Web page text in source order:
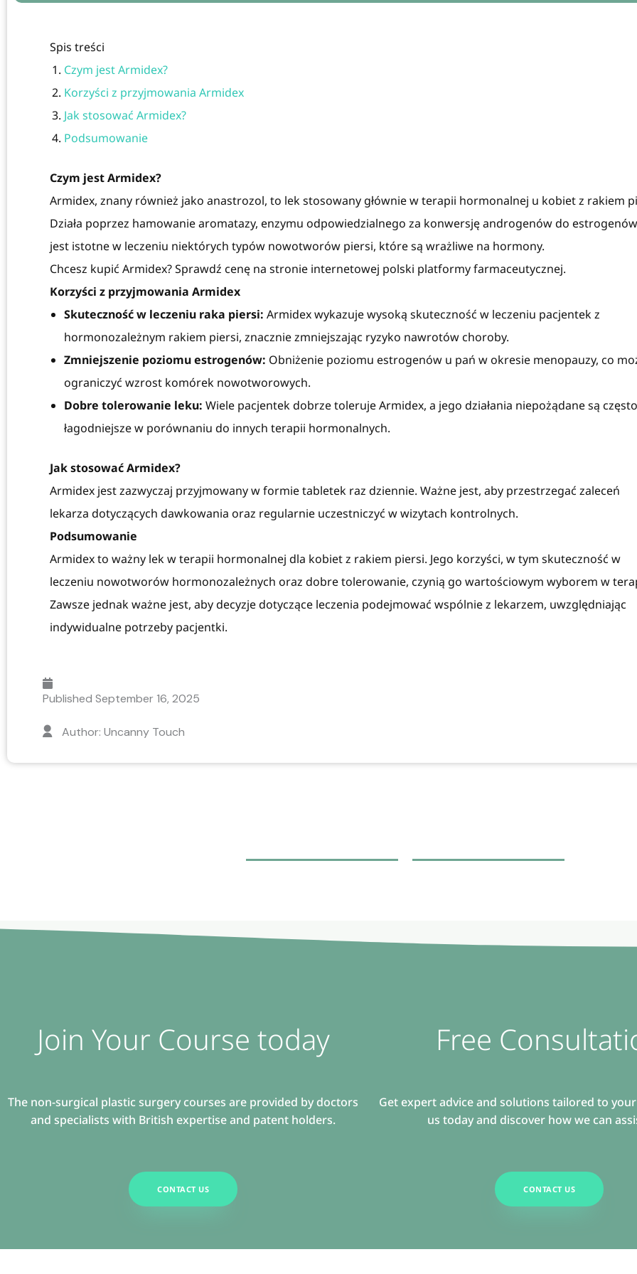
Spis treści
Czym jest Armidex?
Korzyści z przyjmowania Armidex
Jak stosować Armidex?
Podsumowanie
Czym jest Armidex?
Armidex, znany również jako anastrozol, to lek stosowany głównie w terapii hormonalnej u kobiet z rakiem
Działa poprzez hamowanie aromatazy, enzymu odpowiedzialnego za konwersję androgenów do
jest istotne w leczeniu niektórych typów nowotworów piersi, które są wrażliwe na hormony.
Chcesz kupić Armidex? Sprawdź cenę na stronie internetowej polski platformy farmaceutycznej.
Korzyści z przyjmowania Armidex
Skuteczność w leczeniu raka piersi: Armidex wykazuje wysoką skuteczność w leczeniu pacjentek z
hormonozależnym rakiem piersi, znacznie zmniejszając ryzyko nawrotów choroby.
Zmniejszenie poziomu estrogenów: Obniżenie poziomu estrogenów u pań w okresie menopauzy, co
ograniczyć wzrost komórek nowotworowych.
Dobre tolerowanie leku: Wiele pacjentek dobrze toleruje Armidex, a jego działania niepożądane są często
łagodniejsze w porównaniu do innych terapii hormonalnych.
Jak stosować Armidex?
Armidex jest zazwyczaj przyjmowany w formie tabletek raz dziennie. Ważne jest, aby przestrzegać zaleceń
lekarza dotyczących dawkowania oraz regularnie uczestniczyć w wizytach kontrolnych.
Podsumowanie
Armidex to ważny lek w terapii hormonalnej dla kobiet z rakiem piersi. Jego korzyści, w tym skuteczność w
leczeniu nowotworów hormonozależnych oraz dobre tolerowanie, czynią go wartościowym wyborem w
Zawsze jednak ważne jest, aby decyzje dotyczące leczenia podejmować wspólnie z lekarzem, uwzględniając
indywidualne potrzeby pacjentki.
Published September 16, 2025
Author: Uncanny Touch
Join Your Course today
The non-surgical plastic surgery courses are provided by doctors
and specialists with British expertise and patent holders.
CONTACT US
Free
Get expert advice and solutions tailored to
us today and discover how we can
CONTACT US